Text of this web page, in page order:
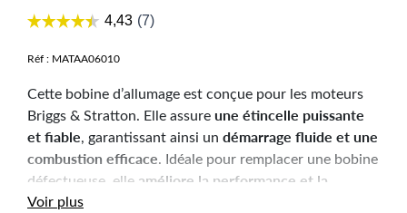
Réf : MATAA06010
Cette bobine d’allumage est conçue pour les moteurs
Briggs & Stratton. Elle assureune étincelle puissante
et fiable, garantissant ainsi un démarrage fluide et une
combustion efficace. Idéale pour remplacer une bobine
défectueuse, elle améliore la performance et la
longévité
Voir plus